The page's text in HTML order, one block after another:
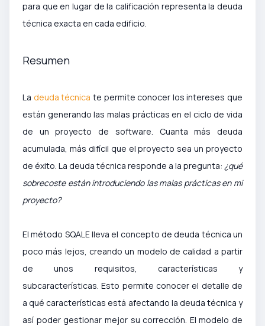
para que en lugar de la calificación representa la deuda
técnica exacta en cada edificio.
Resumen
La deuda técnica te permite conocer los intereses que
están generando las malas prácticas en el ciclo de vida
de un proyecto de software. Cuanta más deuda
acumulada, más difícil que el proyecto sea un proyecto
de éxito. La deuda técnica responde a la pregunta: ¿qué
sobrecoste están introduciendo las malas prácticas en mi
proyecto?
El método SQALE lleva el concepto de deuda técnica un
poco más lejos, creando un modelo de calidad a partir
de unos requisitos, características y
subcaracterísticas. Esto permite conocer el detalle de
a qué características está afectando la deuda técnica y
así poder gestionar mejor su corrección. El modelo de